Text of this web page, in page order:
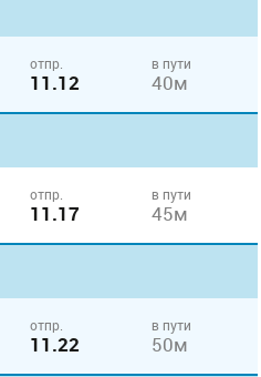
отпр.
11.12
в пути
40м
отпр.
11.17
в пути
45м
отпр.
11.22
в пути
50м